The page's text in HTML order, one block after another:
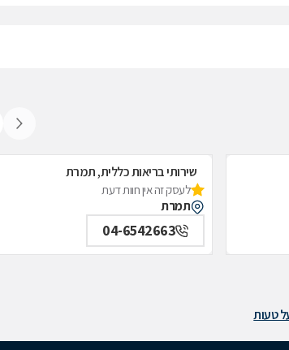
שירותי בריאות כללית, תמרת
לעסק זה אין חוות דעת
תמרת
04-6542663
טעות